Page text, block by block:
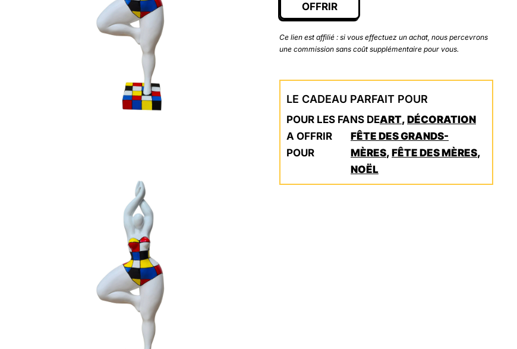
OFFRIR
Ce lien est affilié : si vous effectuez un achat, nous percevrons
une commission sans coût supplémentaire pour vous.
LE CADEAU PARFAIT POUR
POUR LES FANS DEART, DÉCORATION
A OFFRIR
POUR
FÊTE DES GRANDS-
MÈRES, FÊTE DES MÈRES,
NOËL